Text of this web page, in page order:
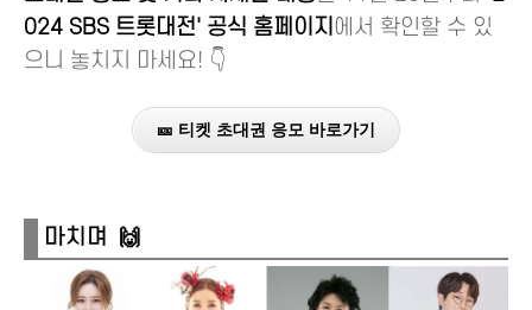
024 SBS 트롯대전' 공식 홈페이지 에서 확인할 수 있
으니 놓치지 마세요! 👇
🎫 티켓 초대권 응모 바로가기
마치며 🙌